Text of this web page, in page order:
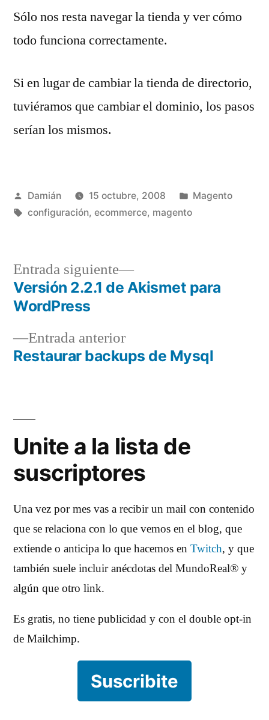
Sólo nos resta navegar la tienda y ver cómo
todo funciona correctamente.
Si en lugar de cambiar la tienda de directorio,
tuviéramos que cambiar el dominio, los pasos
serían los mismos.
Publicado
por
Damián 15 octubre, 2008
Publicado
Magento
Etiquetas:
configuración, ecommerce, magento
Navegación
entradas
Entrada anteriorEntrada
anterior:
Restaurar backups de Mysql
Entrada siguiente
Entrada
siguiente:
Versión 2.2.1 de Akismet para
WordPress
Unite a la lista de
suscriptores
Una vez por mes vas a recibir un mail con contenido
que se relaciona con lo que vemos en el blog, que
extiende o anticipa lo que hacemos en Twitch, y que
también suele incluir anécdotas del MundoReal® y
algún que otro link.
Es gratis, no tiene publicidad y con el double opt-in
de Mailchimp.
Suscribite